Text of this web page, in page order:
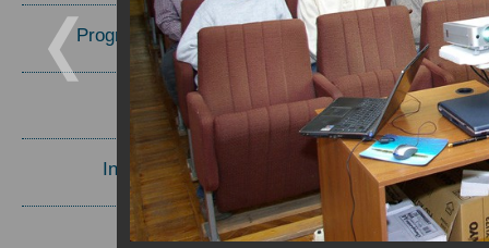
Program Committee
Topics
Invited Speakers
Materials